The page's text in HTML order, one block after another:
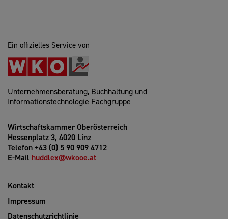
Ein offizielles Service von
Unternehmensberatung, Buchhaltung und
Informationstechnologie Fachgruppe
Wirtschaftskammer Oberösterreich
Hessenplatz 3, 4020 Linz
Telefon +43 (0) 5 90 909 4712
E-Mail huddlex@wkooe.at
Kontakt
Impressum
Datenschutzrichtlinie